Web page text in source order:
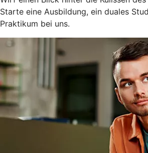
Starte eine Ausbildung, ein duales
Praktikum bei uns.